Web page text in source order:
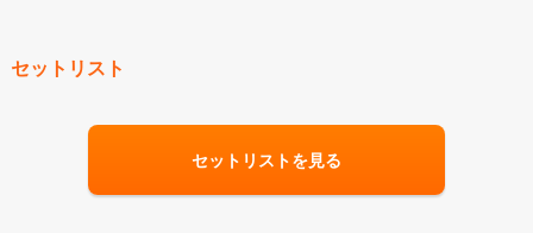
セットリスト
セットリストを見る